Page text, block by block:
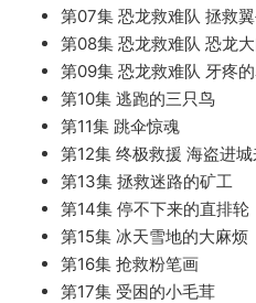
第07集 恐龙救难队 拯救
第08集 恐龙救难队 恐龙
第09集 恐龙救难队 牙疼
第10集 逃跑的三只鸟
第11集 跳伞惊魂
第12集 终极救援 海盗进
第13集 拯救迷路的矿工
第14集 停不下来的直排轮
第15集 冰天雪地的大麻烦
第16集 抢救粉笔画
第17集 受困的小毛茸